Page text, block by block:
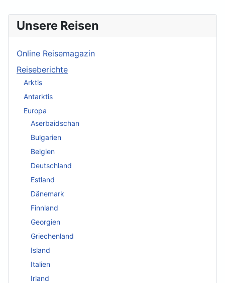
Unsere Reisen
Online Reisemagazin
Reiseberichte
Arktis
Antarktis
Europa
Aserbaidschan
Bulgarien
Belgien
Deutschland
Estland
Dänemark
Finnland
Georgien
Griechenland
Island
Italien
Irland